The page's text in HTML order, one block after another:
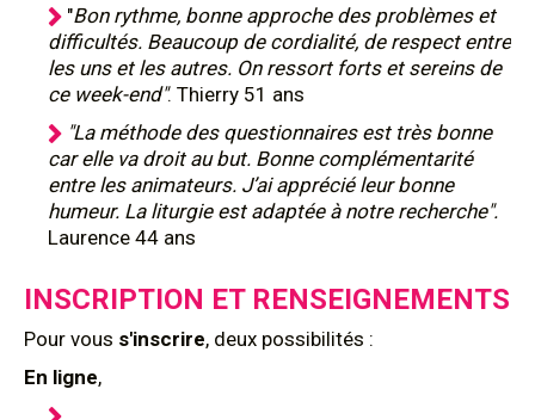
"Bon rythme, bonne approche des problèmes et
difficultés. Beaucoup de cordialité, de respect entre
les uns et les autres. On ressort forts et sereins de
ce week-end". Thierry 51 ans
"La méthode des questionnaires est très bonne
car elle va droit au but. Bonne complémentarité
entre les animateurs. J’ai apprécié leur bonne
humeur. La liturgie est adaptée à notre recherche".
Laurence 44 ans
INSCRIPTION ET RENSEIGNEMENTS
Pour vous s'inscrire, deux possibilités :
En ligne,